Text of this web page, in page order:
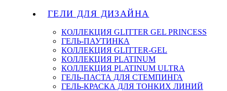
ГЕЛИ ДЛЯ ДИЗАЙНА
КОЛЛЕКЦИЯ GLITTER GEL PRINCESS
ГЕЛЬ-ПАУТИНКА
КОЛЛЕКЦИЯ GLITTER-GEL
КОЛЛЕКЦИЯ PLATINUM
КОЛЛЕКЦИЯ PLATINUM ULTRA
ГЕЛЬ-ПАСТА ДЛЯ СТЕМПИНГА
ГЕЛЬ-КРАСКА ДЛЯ ТОНКИХ ЛИНИЙ